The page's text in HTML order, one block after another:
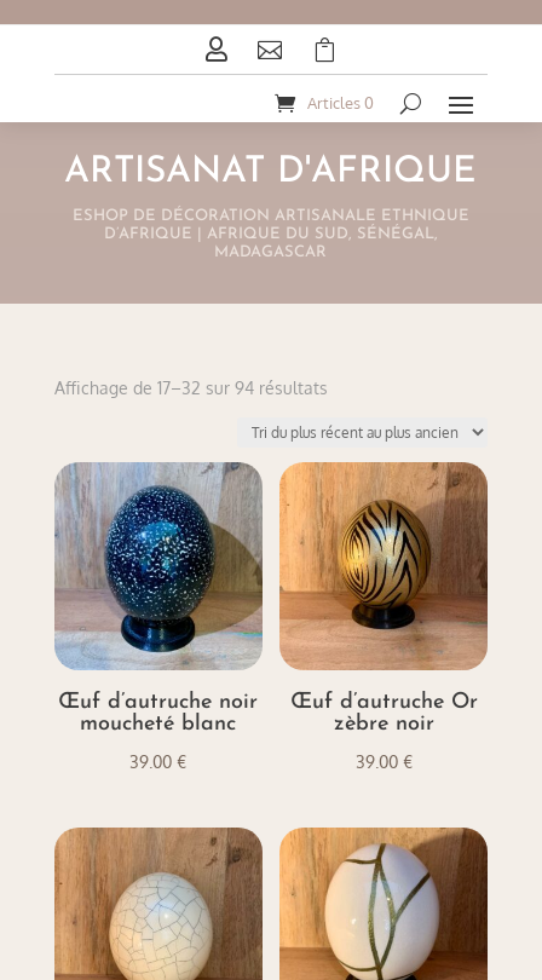
  
Articles 0
ARTISANAT D'AFRIQUE
ESHOP DE DÉCORATION ARTISANALE ETHNIQUE
D’AFRIQUE | AFRIQUE DU SUD, SÉNÉGAL,
MADAGASCAR
Affichage de 17–32 sur 94 résultatsTrié
plus
récent
au
plus
ancien
Œuf d’autruche noir
moucheté blanc
39.00€
Œuf d’autruche Or
zèbre noir
39.00 €